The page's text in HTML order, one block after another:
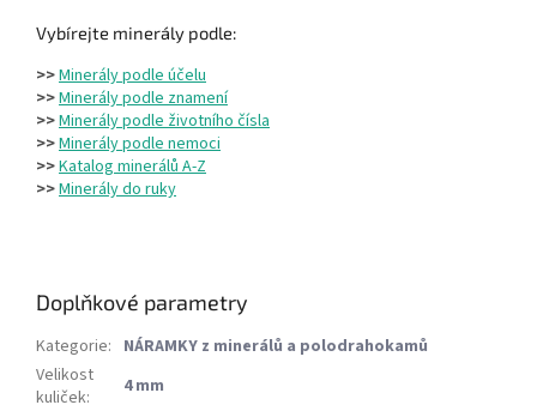
Vybírejte minerály podle:
>>Minerály podle účelu
>>Minerály podle znamení
>>Minerály podle životního čísla
>>Minerály podle nemoci
>>Katalog minerálů A-Z
>>Minerály do ruky
Doplňkové parametry
Kategorie: NÁRAMKY z minerálů a polodrahokamů
Velikost
kuliček:
4 mm